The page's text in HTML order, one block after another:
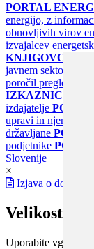
PORTAL
energijo, z
obnovljivih virov
izvajalcev
javnem sektorju
poročil pregledov
IZKAZNICE
izdajatelje
upravi in njenih
državljane
podjetnike
Slovenije
×
Izjava o
Velikost
Uporabite vgrajeno